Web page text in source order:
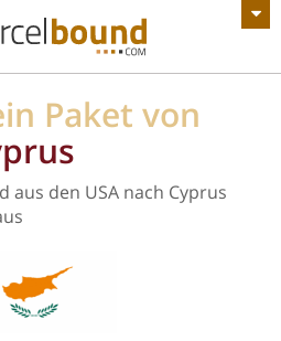
ANZEIGEN
Paket von
aus den USA nach Cyprus